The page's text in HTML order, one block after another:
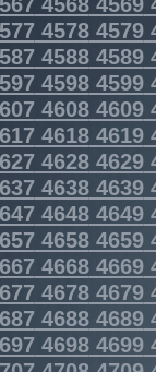
45784579
45884589
45984599
46084609
46184619
46284629
46384639
46484649
46584659
46684669
46784679
46884689
46984699